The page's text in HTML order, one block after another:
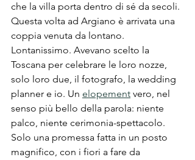
che la villa porta dentro di sé da secoli.
Questa volta ad Argiano è arrivata una
coppia venuta da lontano.
Lontanissimo. Avevano scelto la
Toscana per celebrare le loro nozze,
solo loro due, il fotografo, la wedding
planner e io. Un elopement vero, nel
senso più bello della parola: niente
palco, niente cerimonia-spettacolo.
Solo una promessa fatta in un posto
magnifico, con i fiori a fare da